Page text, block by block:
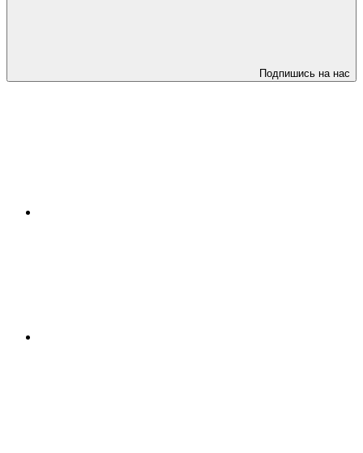
Подпишись на нас